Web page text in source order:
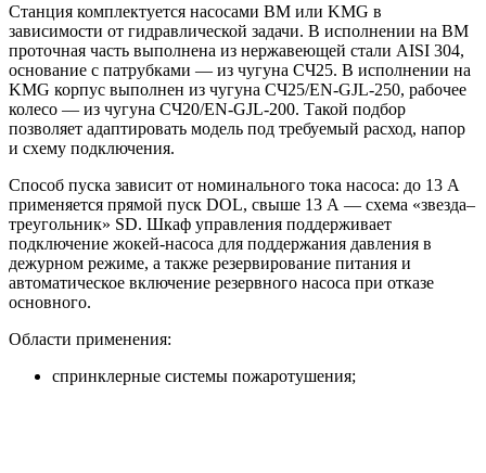
Станция комплектуется насосами BM или KMG в
зависимости от гидравлической задачи. В исполнении на BM
проточная часть выполнена из нержавеющей стали AISI 304,
основание с патрубками — из чугуна СЧ25. В исполнении на
KMG корпус выполнен из чугуна СЧ25/EN-GJL-250, рабочее
колесо — из чугуна СЧ20/EN-GJL-200. Такой подбор
позволяет адаптировать модель под требуемый расход, напор
и схему подключения.
Способ пуска зависит от номинального тока насоса: до 13 А
применяется прямой пуск DOL, свыше 13 А — схема «звезда–
треугольник» SD. Шкаф управления поддерживает
подключение жокей-насоса для поддержания давления в
дежурном режиме, а также резервирование питания и
автоматическое включение резервного насоса при отказе
основного.
Области применения:
спринклерные системы пожаротушения;